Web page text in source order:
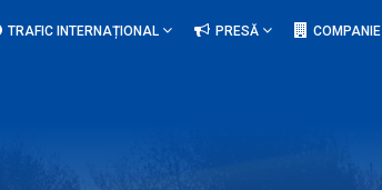
TRAFIC INTERNAȚIONAL PRESĂ COMPANIE